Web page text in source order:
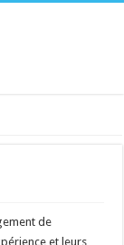
de
et leurs